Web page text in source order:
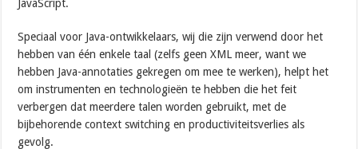
JavaScript.
Speciaal voor Java-ontwikkelaars, wij die zijn verwend door het
hebben van één enkele taal (zelfs geen XML meer, want we
hebben Java-annotaties gekregen om mee te werken), helpt het
om instrumenten en technologieën te hebben die het feit
verbergen dat meerdere talen worden gebruikt, met de
bijbehorende context switching en productiviteitsverlies als
gevolg.